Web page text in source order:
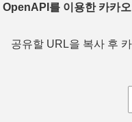
OpenAPI를 이용한 카카
공유할 URL을 복사 후